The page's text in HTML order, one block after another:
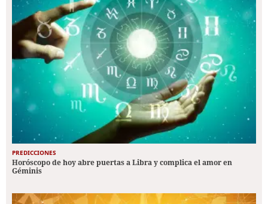
PREDICCIONES
Horóscopo de hoy abre puertas a Libra y complica el amor en
Géminis